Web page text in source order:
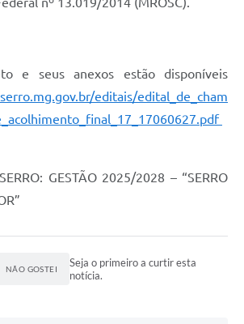
e seus anexos estão disponíveis
editais/edital_de_cham
GESTÃO 2025/2028 – “SERRO
NÃO GOSTEI
Seja o primeiro a curtir esta
notícia.